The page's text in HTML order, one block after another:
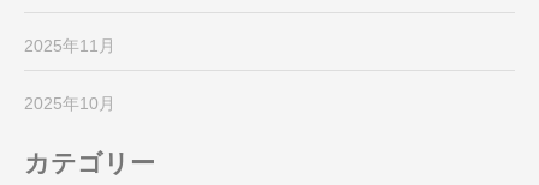
2025年11月
2025年10月
カテゴリー